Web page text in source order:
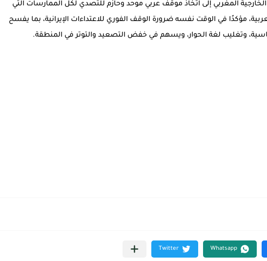
الخارجية المغربي إلى اتخاذ موقف عربي موحد وحازم للتصدي لكل الممارسات التي
مؤكدًا في الوقت نفسه ضرورة الوقف الفوري للاعتداءات الإيرانية، بما يفسح
وتغليب لغة الحوار، ويسهم في خفض التصعيد والتوتر في المنطقة.